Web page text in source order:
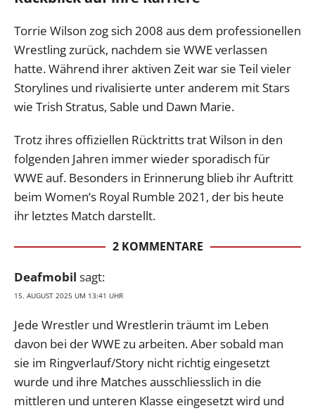
Torrie Wilson zog sich 2008 aus dem professionellen
Wrestling zurück, nachdem sie WWE verlassen
hatte. Während ihrer aktiven Zeit war sie Teil vieler
Storylines und rivalisierte unter anderem mit Stars
wie Trish Stratus, Sable und Dawn Marie.
Trotz ihres offiziellen Rücktritts trat Wilson in den
folgenden Jahren immer wieder sporadisch für
WWE auf. Besonders in Erinnerung blieb ihr Auftritt
beim Women’s Royal Rumble 2021, der bis heute
ihr letztes Match darstellt.
2 KOMMENTARE
Deafmobil sagt:
15. AUGUST 2025 UM 13:41 UHR
Jede Wrestler und Wrestlerin träumt im Leben
davon bei der WWE zu arbeiten. Aber sobald man
sie im Ringverlauf/Story nicht richtig eingesetzt
wurde und ihre Matches ausschliesslich in die
mittleren und unteren Klasse eingesetzt wird und